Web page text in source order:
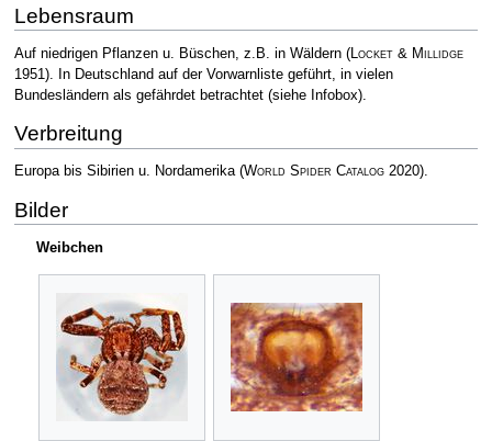
Lebensraum
Auf niedrigen Pflanzen u. Büschen, z.B. in Wäldern (Locket & Millidge
1951). In Deutschland auf der Vorwarnliste geführt, in vielen
Bundesländern als gefährdet betrachtet (siehe Infobox).
Verbreitung
Europa bis Sibirien u. Nordamerika (World Spider Catalog2020).
Bilder
Weibchen